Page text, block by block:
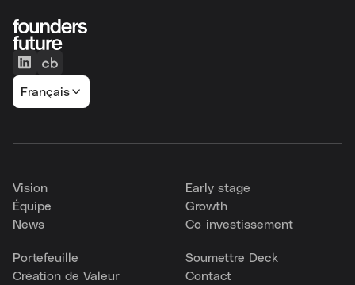
Français
Vision
Équipe
News
Early stage
Growth
Co-investissement
Portefeuille
Création de Valeur
Soumettre Deck
Contact